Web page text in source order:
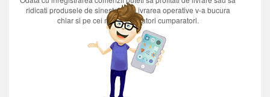
ridicati produsele de sinestatator.Livrarea operative v-a bucura
chiar si pe cei mai nerabdatori cumparatori.